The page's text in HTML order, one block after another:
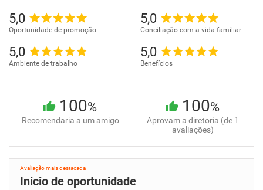
5,0
Oportunidade de promoção
5,0
Conciliação com a vida familiar
5,0
Ambiente de trabalho
5,0
Benefícios
100%
Recomendaria a um amigo
100%
Aprovam a diretoria (de 1
avaliações)
Avaliação mais destacada
Inicio de oportunidade